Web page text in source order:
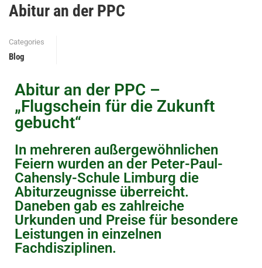
Abitur an der PPC
Categories
Blog
Abitur an der PPC –
„Flugschein für die Zukunft
gebucht“
In mehreren außergewöhnlichen
Feiern wurden an der Peter-Paul-
Cahensly-Schule Limburg die
Abiturzeugnisse überreicht.
Daneben gab es zahlreiche
Urkunden und Preise für besondere
Leistungen in einzelnen
Fachdisziplinen.